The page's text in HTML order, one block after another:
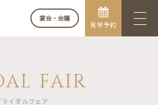
宴会・会議
見学予約
FAIR
ライダルフェア